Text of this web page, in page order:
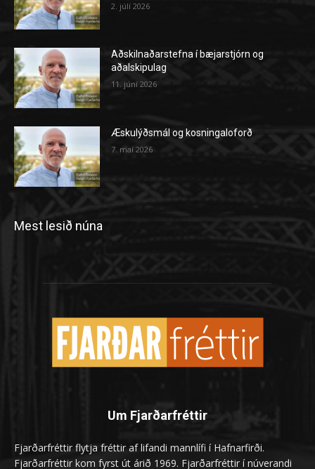
2. júlí 2026
Aðskilnaðarstefna í bæjarstjórn og
aðalskipulag
11. júní 2026
Æskulýðsmál og kosningaloforð
7. maí 2026
Mest lesið núna
Um Fjarðarfréttir
Fjarðarfréttir flytja fréttir af lifandi mannlífi í Hafnarfirði.
Fjarðarfréttir kom fyrst út árið 1969. Fjarðarfréttir í núverandi